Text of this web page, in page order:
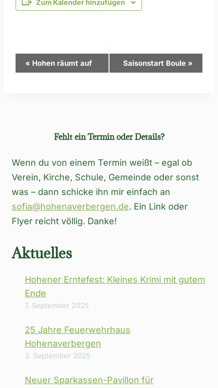
Zum Kalender hinzufügen
Veranstaltung-
« Hohen räumt auf Saisonstart Boule »
Fehlt ein Termin oder Details?
Wenn du von einem Termin weißt – egal ob
Verein, Kirche, Schule, Gemeinde oder sonst
was – dann schicke ihn mir einfach an
sofia@hohenaverbergen.de. Ein Link oder
Flyer reicht völlig. Danke!
Aktuelles
Hohener Erntefest: Kleines Krimi mit gutem
Ende
7. September 2025
25 Jahre Feuerwehrhaus
Hohenaverbergen
3. September 2025
Neuer Sparkassen-Pavillon für